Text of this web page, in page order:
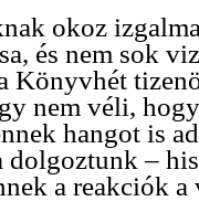
okoz
és nem sok
Könyvhét
nem véli,
hangot is
dolgoztunk –
a reakciók